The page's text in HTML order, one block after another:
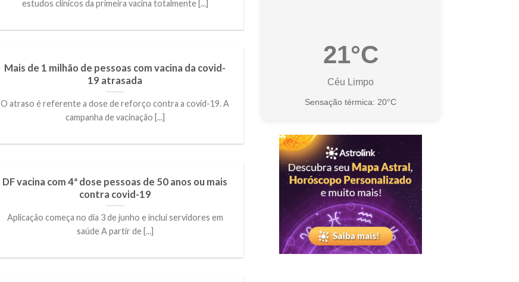
estudos clínicos da primeira vacina totalmente [...]
Mais de 1 milhão de pessoas com vacina da covid-
19 atrasada
O atraso é referente a dose de reforço contra a covid-19. A
campanha de vacinação [...]
DF vacina com 4ª dose pessoas de 50 anos ou mais
contra covid-19
Aplicação começa no dia 3 de junho e inclui servidores em
saúde A partir de [...]
21°C
Céu Limpo
Sensação térmica: 20°C